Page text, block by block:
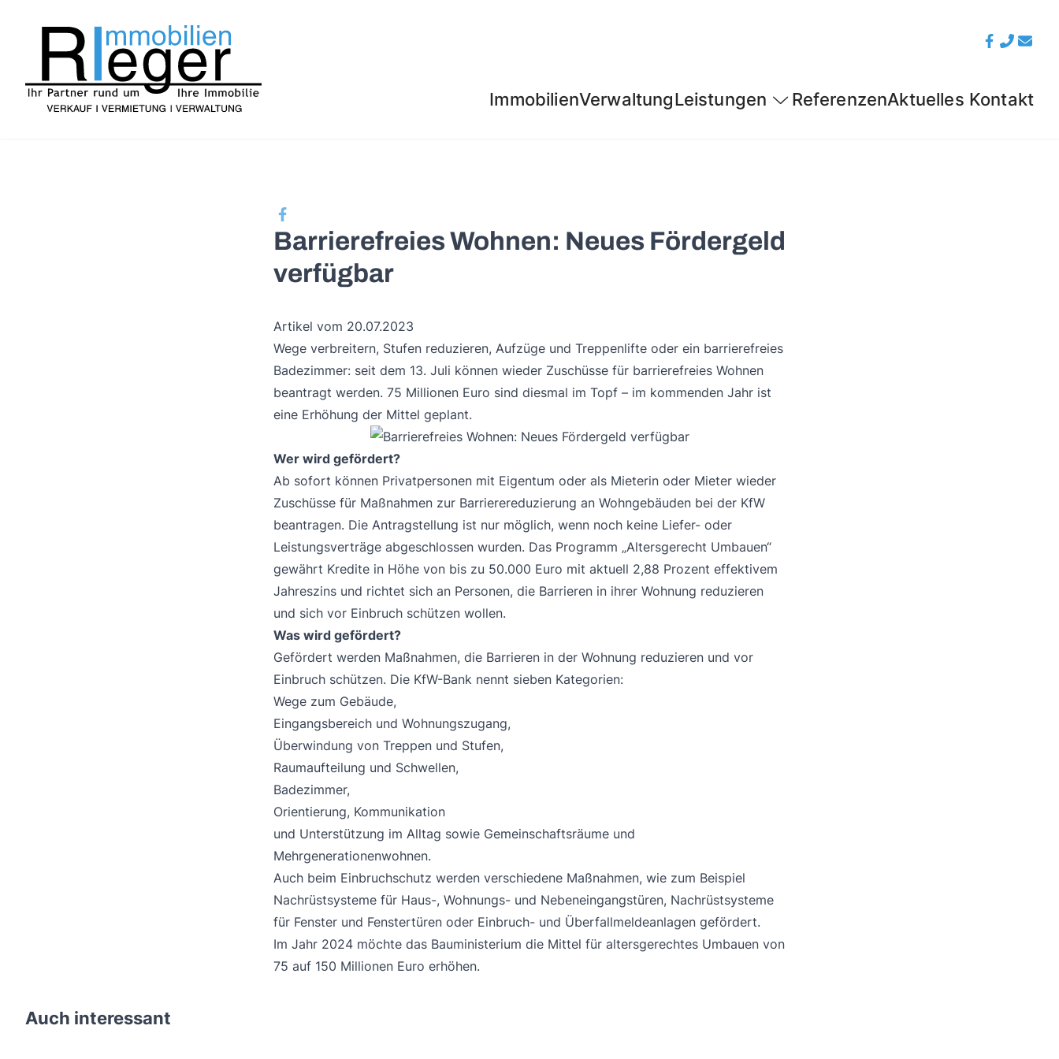
ImmobilienVerwaltungLeistungen ReferenzenAktuelles Kontakt
Barrierefreies Wohnen: Neues Fördergeld
verfügbar
Artikel vom 20.07.2023
Wege verbreitern, Stufen reduzieren, Aufzüge und Treppenlifte oder ein barrierefreies
Badezimmer: seit dem 13. Juli können wieder Zuschüsse für barrierefreies Wohnen
beantragt werden. 75 Millionen Euro sind diesmal im Topf – im kommenden Jahr ist
eine Erhöhung der Mittel geplant.
Wer wird gefördert?
Ab sofort können Privatpersonen mit Eigentum oder als Mieterin oder Mieter wieder
Zuschüsse für Maß­nahmen zur Barriere­reduzierung an Wohn­gebäuden bei der KfW
beantragen. Die Antragstellung ist nur möglich, wenn noch keine Liefer- oder
Leistungsverträge abgeschlossen wurden. Das Programm „Altersgerecht Umbauen“
gewährt Kredite in Höhe von bis zu 50.000 Euro mit aktuell 2,88 Prozent effektivem
Jahreszins und richtet sich an Personen, die Barrieren in ihrer Wohnung reduzieren
und sich vor Einbruch schützen wollen.
Was wird gefördert?
Gefördert werden Maßnahmen, die Barrieren in der Wohnung reduzieren und vor
Einbruch schützen. Die KfW-Bank nennt sieben Kategorien:
Wege zum Gebäude,
Eingangsbereich und Wohnungszugang,
Überwindung von Treppen und Stufen,
Raumaufteilung und Schwellen,
Badezimmer,
Orientierung, Kommunikation
und Unterstützung im Alltag sowie Gemeinschaftsräume und
Mehrgenerationenwohnen.
Auch beim Einbruchschutz werden verschiedene Maßnahmen, wie zum Beispiel
Nachrüstsysteme für Haus-, Wohnungs- und Nebeneingangstüren, Nachrüstsysteme
für Fenster und Fenstertüren oder Einbruch- und Überfallmeldeanlagen gefördert.
Im Jahr 2024 möchte das Bauministerium die Mittel für altersgerechtes Umbauen von
75 auf 150 Millionen Euro erhöhen.
Auch interessant